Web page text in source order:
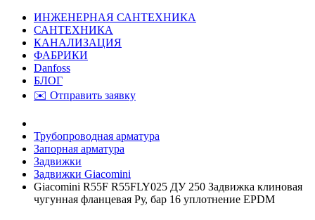
ИНЖЕНЕРНАЯ САНТЕХНИКА
САНТЕХНИКА
КАНАЛИЗАЦИЯ
ФАБРИКИ
Danfoss
БЛОГ
✉️ Отправить заявку
Трубопроводная арматура
Запорная арматура
Задвижки
Задвижки Giacomini
Giacomini R55F R55FLY025 ДУ 250 Задвижка клиновая
чугунная фланцевая Ру, бар 16 уплотнение EPDM